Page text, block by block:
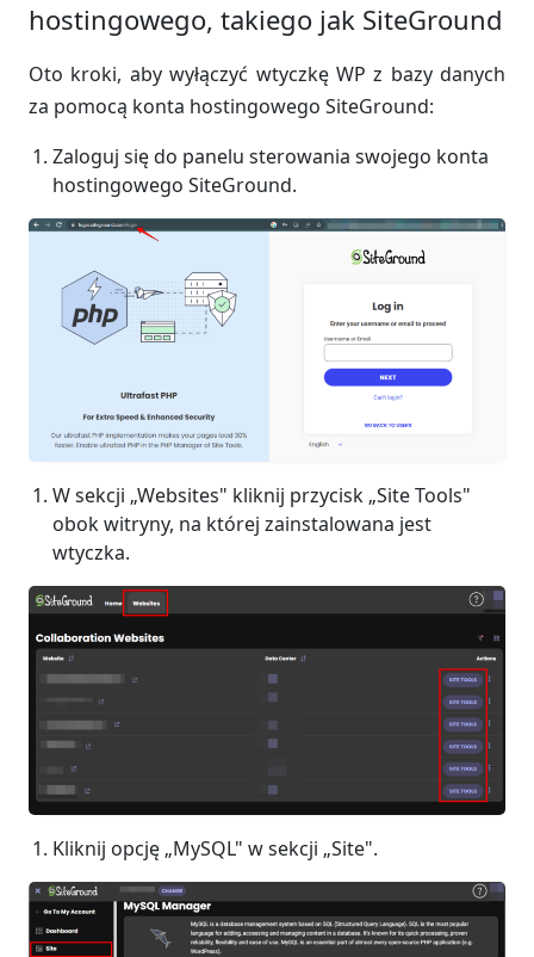
hostingowego, takiego jak SiteGround
Oto kroki, aby wyłączyć wtyczkę WP z bazy danych
za pomocą konta hostingowego SiteGround:
Zaloguj się do panelu sterowania swojego konta
hostingowego SiteGround.
W sekcji „Websites" kliknij przycisk „Site Tools"
obok witryny, na której zainstalowana jest
wtyczka.
Kliknij opcję „MySQL" w sekcji „Site".